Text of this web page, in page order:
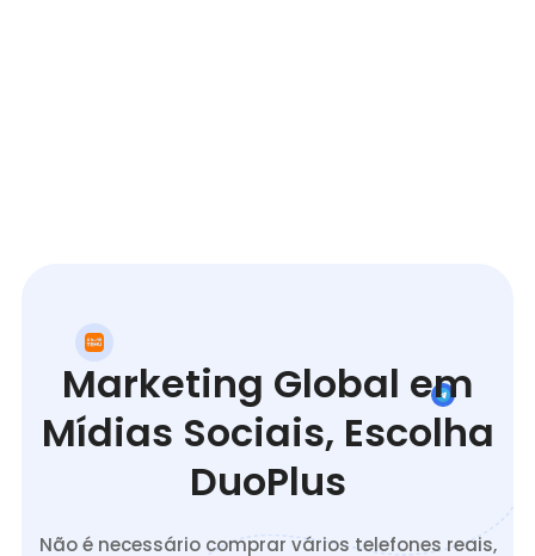
Marketing Global em
Mídias Sociais, Escolha
DuoPlus
Não é necessário comprar vários telefones reais,